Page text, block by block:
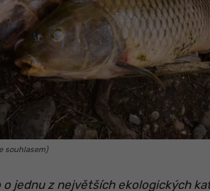
souhlasem)
o jednu z největších ekologických